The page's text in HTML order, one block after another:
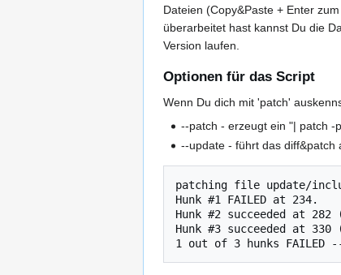
Dateien (Copy&Paste + Enter
überarbeitet hast kannst Du die
Version laufen.
Optionen für das Script
Wenn Du dich mit 'patch'
--patch - erzeugt ein "| patch -
--update - führt das diff&patch
patching file update/
Hunk #1 FAILED at 234.
Hunk #2 succeeded at
Hunk #3 succeeded at
1 out of 3 hunks